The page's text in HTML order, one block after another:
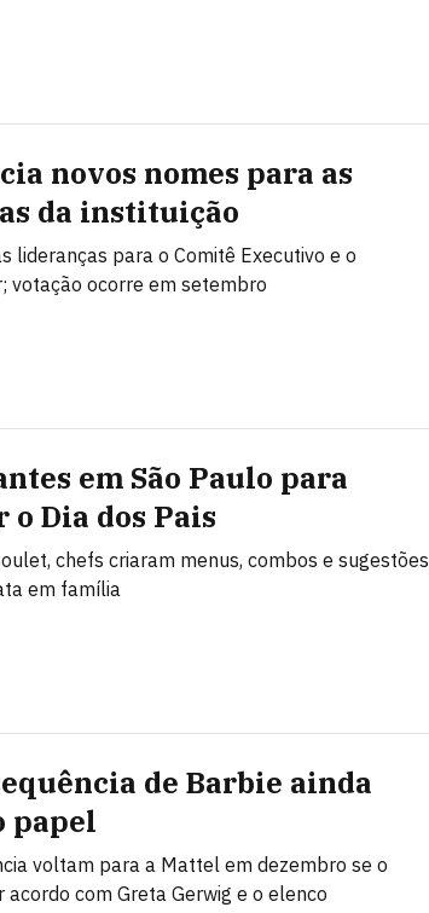
novos nomes para as
da instituição
lideranças para o Comitê Executivo e o
votação ocorre em setembro
em São Paulo para
o Dia dos Pais
chefs criaram menus, combos e sugestões
em família
de Barbie ainda
papel
voltam para a Mattel em dezembro se o
com Greta Gerwig e o elenco